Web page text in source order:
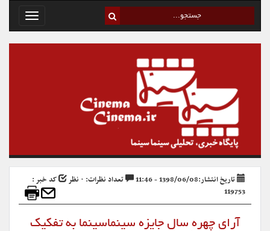
Toggle
تاریخ انتشار:1398/06/08 - 11:46 تعداد نظرات: ۰ نظر
کد خبر :
119753
آرای چهره سال جایزه سینماسینما به تفکیک